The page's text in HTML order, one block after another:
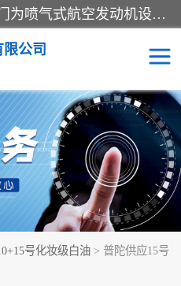
航空煤油（Jet Fuel）是专门为喷气式航空发动机设计的高纯度燃料，主要分为Jet A、Jet A-1和Jet B等类型。其特点是闪点高、低温流动性好，并添加了抗静电剂和抗氧化剂以确保飞行安全。航空煤油需
公司
号化妆级白油 > 普陀供应15号
D20+D30溶剂油
D80+D100溶剂油
260号溶剂油
天然乳胶